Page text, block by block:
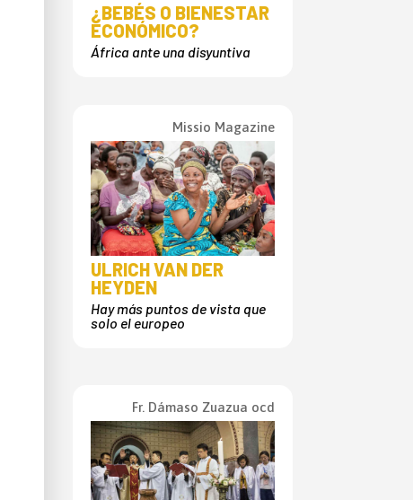
¿BEBÉS O BIENESTAR
ECONÓMICO?
África ante una disyuntiva
Missio Magazine
ULRICH VAN DER
HEYDEN
Hay más puntos de vista que
solo el europeo
Fr. Dámaso Zuazua ocd